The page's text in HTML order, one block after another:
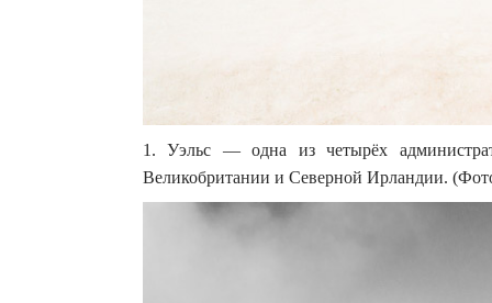
1. Уэльс — одна из четырёх
Великобритании и Северной Ирландии.